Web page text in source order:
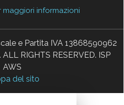
informazioni
e Partita IVA 13868590962
RIGHTS RESERVED. ISP
AWS
del sito